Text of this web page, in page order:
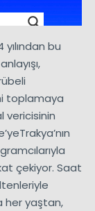
yılından bu
toplamaya
vericisinin
çekiyor. Saat
her yaştan,